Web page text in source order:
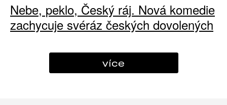
Nebe, peklo, Český ráj. Nová komedie
zachycuje svéráz českých dovolených
více